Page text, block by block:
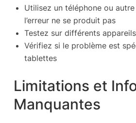
Utilisez un téléphone ou
l’erreur ne se produit pas
Testez sur différents
Vérifiez si le problème est
tablettes
Limitations et
Manquantes